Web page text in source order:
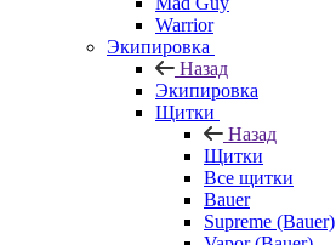
Warrior
Экипировка
Назад
Экипировка
Щитки
Назад
Щитки
Все щитки
Bauer
Supreme (Bauer)